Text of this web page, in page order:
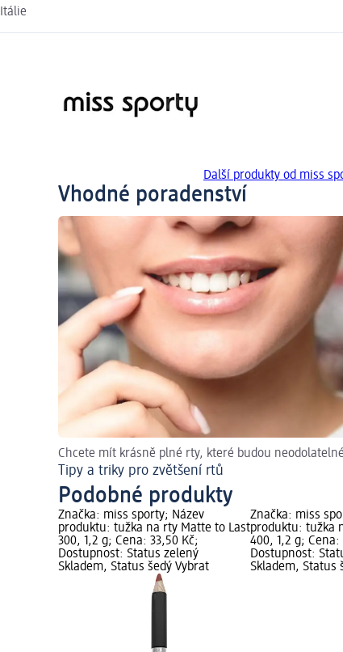
Itálie
Další produkty od miss
Vhodné poradenství
Chcete mít krásně plné rty, které budou
Tipy a triky pro zvětšení rtů
Podobné produkty
Značka: miss sporty; Název
produktu: tužka na rty Matte to Last
300, 1,2 g; Cena: 33,50 Kč;
Dostupnost: Status zelený
Skladem, Status šedý Vybrat
Značka: miss
produktu: tužka
400, 1,2 g; Cena:
Dostupnost:
Skladem, Status